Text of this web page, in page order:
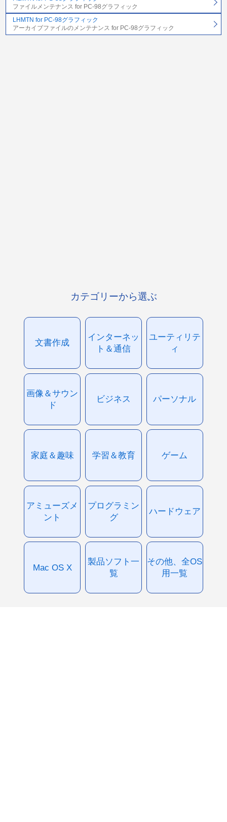
ファイルメンテナンス for PC-98グラフィック
LHMTN for PC-98グラフィック
アーカイブファイルのメンテナンス for PC-98グラフィック
カテゴリーから選ぶ
文書作成
インターネッ
ト＆通信
ユーティリテ
ィ
画像＆サウン
ド
ビジネス パーソナル
家庭＆趣味 学習＆教育 ゲーム
アミューズメ
ント
プログラミン
グ
ハードウェア
Mac OS X
製品ソフト一
覧
その他、全OS
用一覧